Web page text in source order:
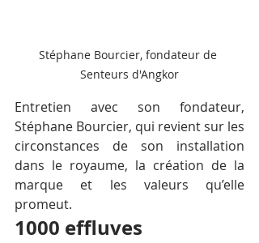
Stéphane Bourcier, fondateur de
Senteurs d'Angkor
Entretien avec son fondateur,
Stéphane Bourcier, qui revient sur les
circonstances de son installation
dans le royaume, la création de la
marque et les valeurs qu’elle
promeut.
1000 effluves